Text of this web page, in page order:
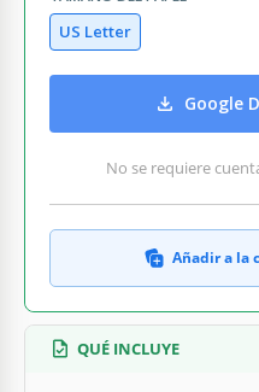
US Letter
Google
No se requiere
Añadir a la
QUÉ INCLUYE